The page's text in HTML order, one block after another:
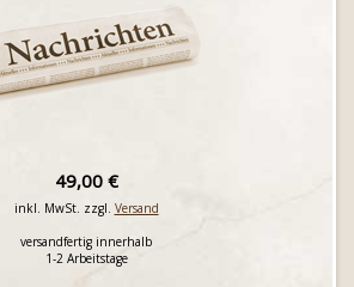
49,00 €
inkl. MwSt. zzgl. Versand
versandfertig innerhalb
1-2 Arbeitstage